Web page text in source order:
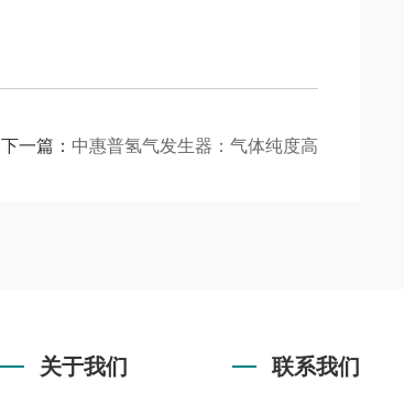
下一篇： 中惠普氢气发生器：气体纯度高
关于我们 联系我们